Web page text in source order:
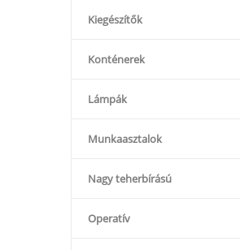
Kiegészítők
Konténerek
Lámpák
Munkaasztalok
Nagy teherbírású
Operatív